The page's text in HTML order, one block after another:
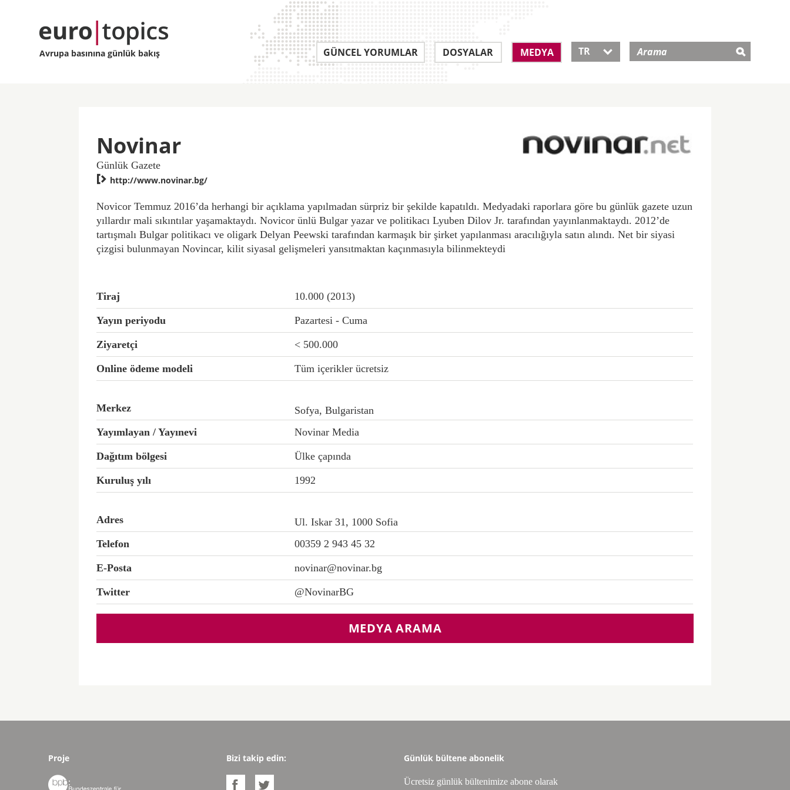
Avrupa basınına günlük bakış GÜNCEL YORUMLAR DOSYALAR MEDYA TR 
Novinar
Günlük Gazete
 http://www.novinar.bg/
Novicor Temmuz 2016’da herhangi bir açıklama yapılmadan sürpriz bir şekilde kapatıldı. Medyadaki raporlara göre bu günlük gazete uzun
yıllardır mali sıkıntılar yaşamaktaydı. Novicor ünlü Bulgar yazar ve politikacı Lyuben Dilov Jr. tarafından yayınlanmaktaydı. 2012’de
tartışmalı Bulgar politikacı ve oligark Delyan Peewski tarafından karmaşık bir şirket yapılanması aracılığıyla satın alındı. Net bir siyasi
çizgisi bulunmayan Novincar, kilit siyasal gelişmeleri yansıtmaktan kaçınmasıyla bilinmekteydi
Tiraj 10.000 (2013)
Yayın periyodu Pazartesi - Cuma
Ziyaretçi < 500.000
Online ödeme modeli Tüm içerikler ücretsiz
Merkez
Sofya, Bulgaristan
Yayımlayan / Yayınevi
Novinar Media
Dağıtım bölgesi Ülke çapında
Kuruluş yılı 1992
Adres
Ul. Iskar 31, 1000 Sofia
Telefon
00359 2 943 45 32
E-Posta novinar@novinar.bg
Twitter @NovinarBG
MEDYA ARAMA
Proje Bizi takip edin:
 
Günlük bültene abonelik
Ücretsiz günlük bültenimize abone olarak